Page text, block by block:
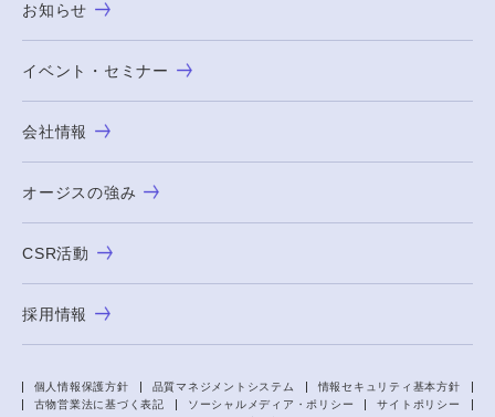
お知らせ
イベント・セミナー
会社情報
オージスの強み
CSR活動
採用情報
個人情報保護方針 品質マネジメントシステム
情報セキュリティ基本方針
古物営業法に基づく表記
ソーシャルメディア・ポリシー
サイトポリシー